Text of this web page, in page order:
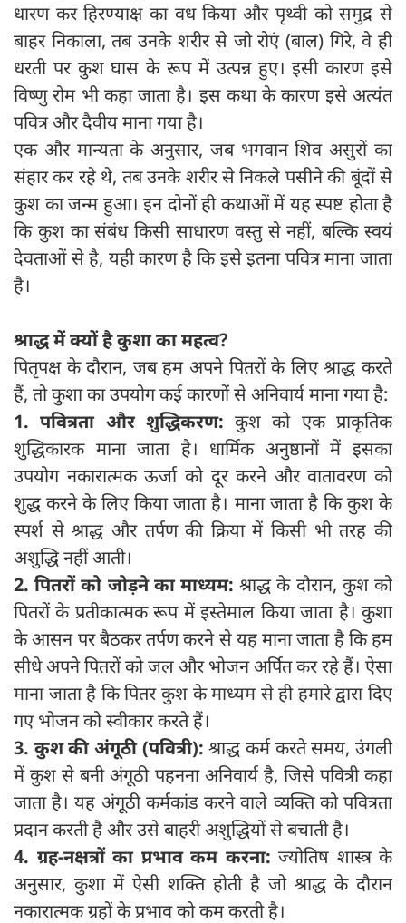
धारण कर हिरण्याक्ष का वध किया और पृथ्वी को समुद्र से
बाहर निकाला, तब उनके शरीर से जो रोएं (बाल) गिरे, वे ही
धरती पर कुश घास के रूप में उत्पन्न हुए। इसी कारण इसे
विष्णु रोम भी कहा जाता है। इस कथा के कारण इसे अत्यंत
पवित्र और दैवीय माना गया है।
एक और मान्यता के अनुसार, जब भगवान शिव असुरों का
संहार कर रहे थे, तब उनके शरीर से निकले पसीने की बूंदों से
कुश का जन्म हुआ। इन दोनों ही कथाओं में यह स्पष्ट होता है
कि कुश का संबंध किसी साधारण वस्तु से नहीं, बल्कि स्वयं
देवताओं से है, यही कारण है कि इसे इतना पवित्र माना जाता
है।
श्राद्ध में क्यों है कुशा का महत्व?
पितृपक्ष के दौरान, जब हम अपने पितरों के लिए श्राद्ध करते
हैं, तो कुशा का उपयोग कई कारणों से अनिवार्य माना गया है:
1. पवित्रता और शुद्धिकरण: कुश को एक प्राकृतिक
शुद्धिकारक माना जाता है। धार्मिक अनुष्ठानों में इसका
उपयोग नकारात्मक ऊर्जा को दूर करने और वातावरण को
शुद्ध करने के लिए किया जाता है। माना जाता है कि कुश के
स्पर्श से श्राद्ध और तर्पण की क्रिया में किसी भी तरह की
अशुद्धि नहीं आती।
2. पितरों को जोड़ने का माध्यम: श्राद्ध के दौरान, कुश को
पितरों के प्रतीकात्मक रूप में इस्तेमाल किया जाता है। कुशा
के आसन पर बैठकर तर्पण करने से यह माना जाता है कि हम
सीधे अपने पितरों को जल और भोजन अर्पित कर रहे हैं। ऐसा
माना जाता है कि पितर कुश के माध्यम से ही हमारे द्वारा दिए
गए भोजन को स्वीकार करते हैं।
3. कुश की अंगूठी (पवित्री): श्राद्ध कर्म करते समय, उंगली
में कुश से बनी अंगूठी पहनना अनिवार्य है, जिसे पवित्री कहा
जाता है। यह अंगूठी कर्मकांड करने वाले व्यक्ति को पवित्रता
प्रदान करती है और उसे बाहरी अशुद्धियों से बचाती है।
4. ग्रह-नक्षत्रों का प्रभाव कम करना: ज्योतिष शास्त्र के
अनुसार, कुशा में ऐसी शक्ति होती है जो श्राद्ध के दौरान
नकारात्मक ग्रहों के प्रभाव को कम करती है।